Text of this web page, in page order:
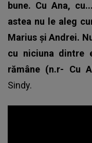
bune. Cu Ana,
astea nu le aleg
Marius și Andrei.
cu niciuna dintre
rămâne (n.r- Cu
Sindy.